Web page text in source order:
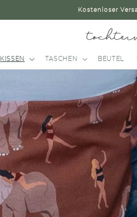
Kostenloser
KISSEN TASCHEN BEUTEL